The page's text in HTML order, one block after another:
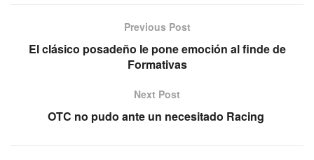
Previous Post
El clásico posadeño le pone emoción al finde de
Formativas
Next Post
OTC no pudo ante un necesitado Racing